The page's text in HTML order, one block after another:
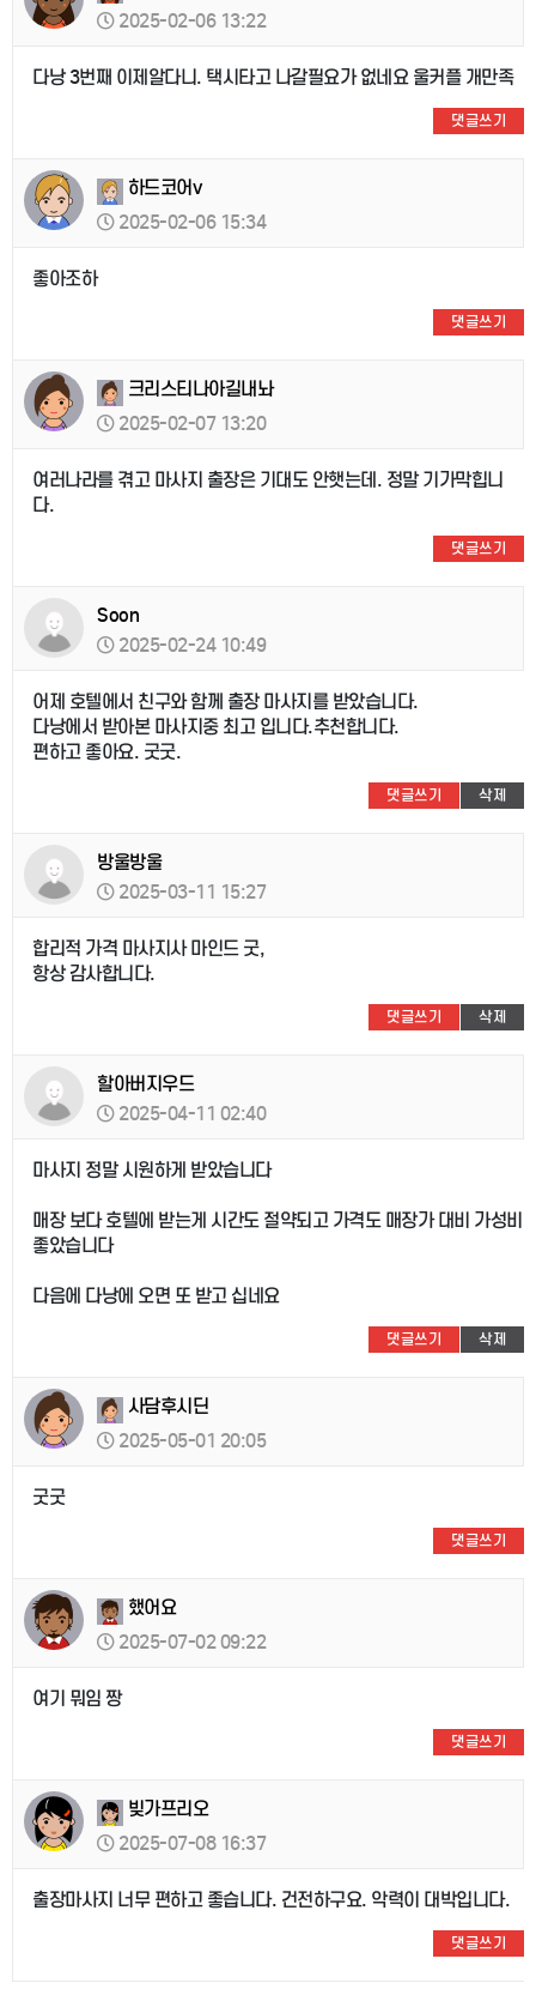
2025-02-06 13:22
다낭 3번째 이제알다니. 택시타고 나갈필요가 없네요 울커플 개만족
댓글쓰기
하드코어v
2025-02-06 15:34
좋아조하
댓글쓰기
크리스티나아길내놔
2025-02-07 13:20
여러나라를 겪고 마사지 출장은 기대도 안햇는데. 정말 기가막힙니
다.
댓글쓰기
Soon
2025-02-24 10:49
어제 호텔에서 친구와 함께 출장 마사지를 받았습니다.
다낭에서 받아본 마사지중 최고 입니다.추천합니다.
편하고 좋아요. 굿굿.
댓글쓰기 삭제
방울방울
2025-03-11 15:27
합리적 가격 마사지사 마인드 굿,
항상 감사합니다.
댓글쓰기 삭제
할아버지우드
2025-04-11 02:40
마사지 정말 시원하게 받았습니다
매장 보다 호텔에 받는게 시간도 절약되고 가격도 매장가 대비 가성비
좋았습니다
다음에 다낭에 오면 또 받고 십네요
댓글쓰기 삭제
사담후시딘
2025-05-01 20:05
굿굿
댓글쓰기
했어요
2025-07-02 09:22
여기 뭐임 짱
댓글쓰기
빚가프리오
2025-07-08 16:37
출장마사지 너무 편하고 좋습니다. 건전하구요. 악력이 대박입니다.
댓글쓰기